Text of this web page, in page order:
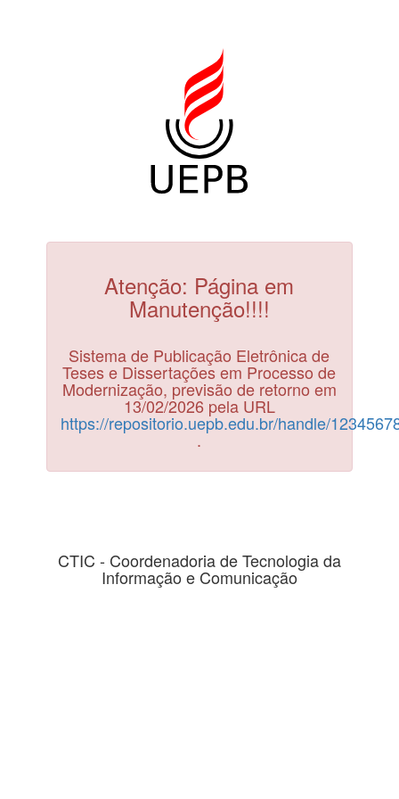
Atenção: Página em
Manutenção!!!!
Sistema de Publicação Eletrônica de
Teses e Dissertações em Processo de
Modernização, previsão de retorno em
13/02/2026 pela URL
https://repositorio.uepb.edu.br/handle/
.
CTIC - Coordenadoria de Tecnologia da
Informação e Comunicação